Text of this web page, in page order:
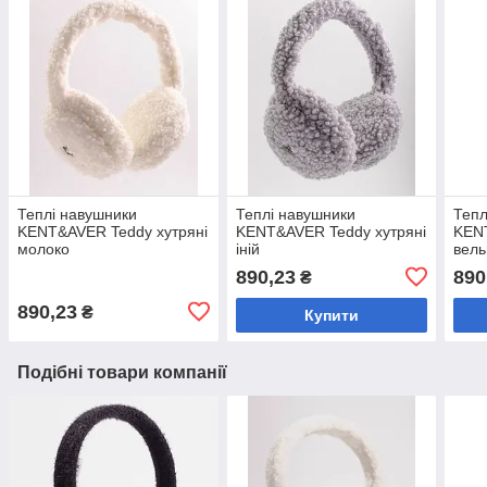
Теплі навушники
KENT&AVER Teddy хутряні
молоко
890,23 ₴
Теплі навушники
KENT&AVER Teddy хутряні
іній
890,23₴
Купити
Подібні товари компанії